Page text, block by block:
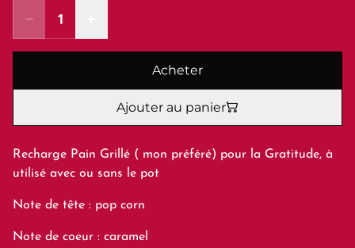
Acheter
Ajouter au panier
Recharge Pain Grillé ( mon préféré) pour la Gratitude, à
utilisé avec ou sans le pot
Note de tête : pop corn
Note de coeur : caramel